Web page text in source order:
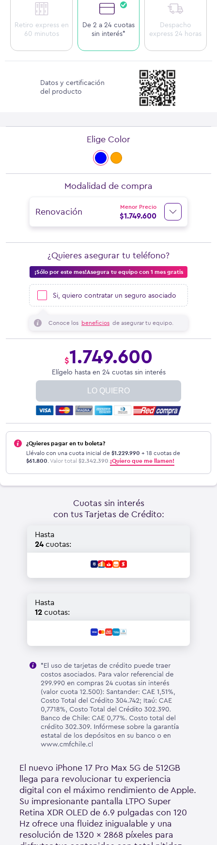
Retiro express en
60 minutos
De 2 a 24 cuotas
sin interés*
Despacho
express 24 horas
Datos y certificación
del producto
Elige Color
Modalidad de compra
Renovación Menor Precio
$1.749.600
¡Sólo por este mes!Asegura tu equipo con 1 mes gratis
¿Quieres asegurar tu teléfono?
Si, quiero contratar un seguro asociado
Conoce los beneficios de asegurar tu equipo.
$1.749.600
Elígelo hasta en 24 cuotas sin interés
LO QUIERO
¿Quieres pagar en tu boleta?
Llévalo con una cuota inicial de $1.229.990 + 18 cuotas de
$61.800.Valor total $2.342.390.¡Quiero que me llamen!
Cuotas sin interés
con tus Tarjetas de Crédito:
Hasta
24 cuotas:
Hasta
12 cuotas:
El nuevo iPhone 17 Pro Max 5G de 512GB
llega para revolucionar tu experiencia
digital con el máximo rendimiento de Apple.
Su impresionante pantalla LTPO Super
Retina XDR OLED de 6.9 pulgadas con 120
Hz ofrece una fluidez inigualable y una
resolución de 1320 x 2868 píxeles para